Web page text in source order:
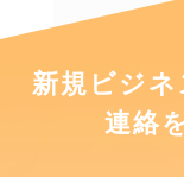
新規ビジ
連絡